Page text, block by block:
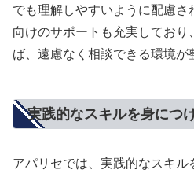
でも理解しやすいように配慮
向けのサポートも充実してお
ば、遠慮なく相談できる環境が
実践的なスキルを身につ
アパリセでは、実践的なスキル